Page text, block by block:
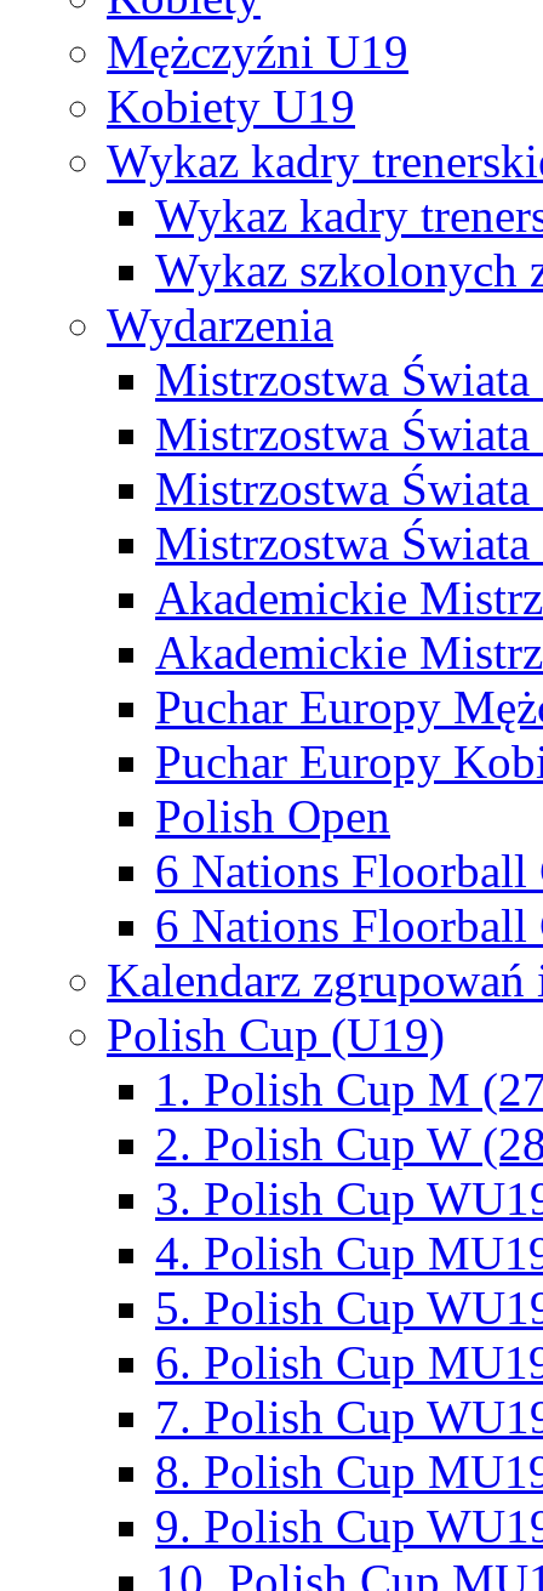
Mężczyźni U19
Kobiety U19
Wykaz kadry
Wykaz kadry
Wykaz szkolonych
Wydarzenia
Mistrzostwa
Mistrzostwa
Mistrzostwa
Mistrzostwa
Akademickie
Akademickie
Puchar Europy
Puchar Europy
Polish Open
6 Nations Floorball
6 Nations Floorball
Kalendarz
Polish Cup (U19)
1. Polish Cup M
2. Polish Cup W
3. Polish Cup
4. Polish Cup
5. Polish Cup
6. Polish Cup
7. Polish Cup
8. Polish Cup
9. Polish Cup
10. Polish Cup